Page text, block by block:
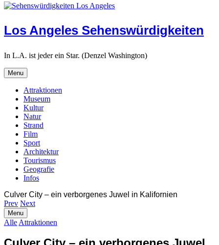
Los Angeles Sehenswürdigkeiten
In L.A. ist jeder ein Star. (Denzel Washington)
Menu
Attraktionen
Museum
Kultur
Natur
Strand
Film
Sport
Architektur
Tourismus
Geografie
Infos
Search
Culver City – ein verborgenes Juwel in Kalifornien
Prev Next
Search
Menu
Alle Attraktionen